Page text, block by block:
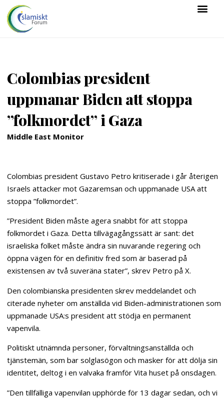
Colombias president
uppmanar Biden att stoppa
”folkmordet” i Gaza
Middle East Monitor
Colombias president Gustavo Petro kritiserade i går återigen
Israels attacker mot Gazaremsan och uppmanade USA att
stoppa ”folkmordet”.
”President Biden måste agera snabbt för att stoppa
folkmordet i Gaza. Detta tillvägagångssätt är sant: det
israeliska folket måste ändra sin nuvarande regering och
öppna vägen för en definitiv fred som är baserad på
existensen av två suveräna stater”, skrev Petro på X.
Den colombianska presidenten skrev meddelandet och
citerade nyheter om anställda vid Biden-administrationen som
uppmanade USA:s president att stödja en permanent
vapenvila.
Politiskt utnämnda personer, förvaltningsanställda och
tjänstemän, som bar solglasögon och masker för att dölja sin
identitet, deltog i en valvaka framför Vita huset på onsdagen.
”Den tillfälliga vapenvilan upphörde för 13 dagar sedan, och vi